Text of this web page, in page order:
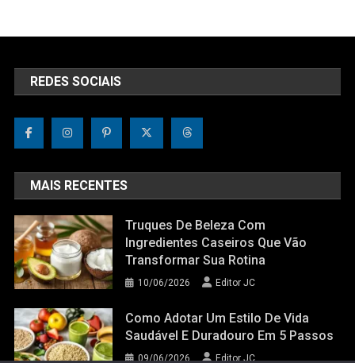
REDES SOCIAIS
MAIS RECENTES
Truques De Beleza Com
Ingredientes Caseiros Que Vão
Transformar Sua Rotina
10/06/2026 Editor JC
Como Adotar Um Estilo De Vida
Saudável E Duradouro Em 5 Passos
09/06/2026 Editor JC